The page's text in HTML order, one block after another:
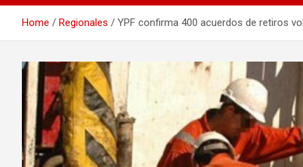
Home Regionales YPF confirma 400 acuerdos de retiros